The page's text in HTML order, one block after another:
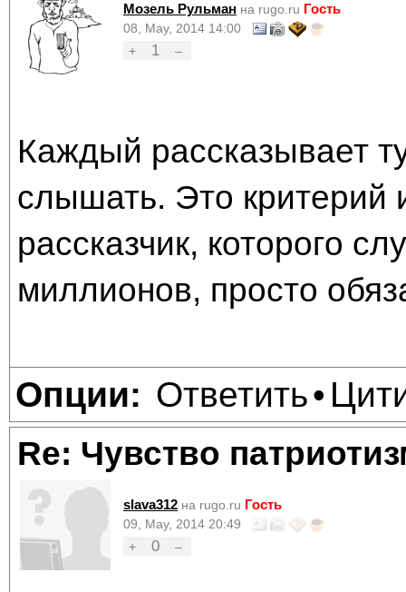
Мозель Рульман на rugo.ru Гость
08, May, 2014 14:00
+
1 –
Каждый рассказывает
слышать. Это критерий
рассказчик, которого
миллионов, просто
Опции: Ответить•
Re: Чувство
slava312 на rugo.ru Гость
09, May, 2014 20:49
+
0 –